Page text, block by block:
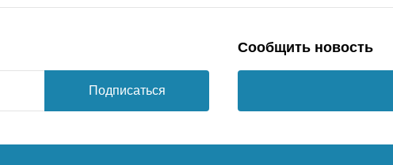
Подписаться
Сообщить новость